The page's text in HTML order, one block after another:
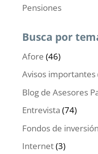
Pensiones
Busca por
Afore (46)
Avisos importantes
Blog de Asesores
Entrevista (74)
Fondos de inversión
Internet(3)